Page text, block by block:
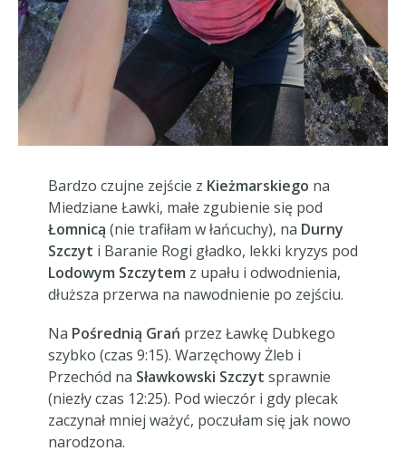
Bardzo czujne zejście z Kieżmarskiego na
Miedziane Ławki, małe zgubienie się pod
Łomnicą (nie trafiłam w łańcuchy), na Durny
Szczyt i Baranie Rogi gładko, lekki kryzys pod
Lodowym Szczytem z upału i odwodnienia,
dłuższa przerwa na nawodnienie po zejściu.
Na Pośrednią Grań przez Ławkę Dubkego
szybko (czas 9:15). Warzęchowy Żleb i
Przechód na Sławkowski Szczyt sprawnie
(niezły czas 12:25). Pod wieczór i gdy plecak
zaczynał mniej ważyć, poczułam się jak nowo
narodzona.